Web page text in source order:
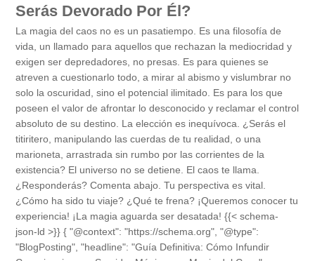
Serás Devorado Por Él?
La magia del caos no es un pasatiempo. Es una filosofía de
vida, un llamado para aquellos que rechazan la mediocridad y
exigen ser depredadores, no presas. Es para quienes se
atreven a cuestionarlo todo, a mirar al abismo y vislumbrar no
solo la oscuridad, sino el potencial ilimitado. Es para los que
poseen el valor de afrontar lo desconocido y reclamar el control
absoluto de su destino. La elección es inequívoca. ¿Serás el
titiritero, manipulando las cuerdas de tu realidad, o una
marioneta, arrastrada sin rumbo por las corrientes de la
existencia? El universo no se detiene. El caos te llama.
¿Responderás? Comenta abajo. Tu perspectiva es vital.
¿Cómo ha sido tu viaje? ¿Qué te frena? ¡Queremos conocer tu
experiencia! ¡La magia aguarda ser desatada! {{< schema-
json-ld >}} { "@context": "https://schema.org", "@type":
"BlogPosting", "headline": "Guía Definitiva: Cómo Infundir